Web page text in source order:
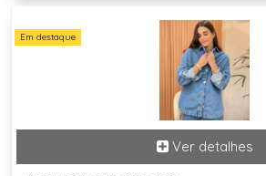
Em destaque